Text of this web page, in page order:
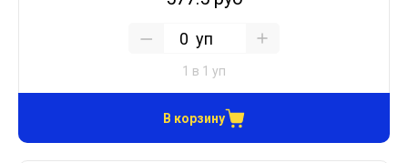
уп
1 в 1 уп
В корзину